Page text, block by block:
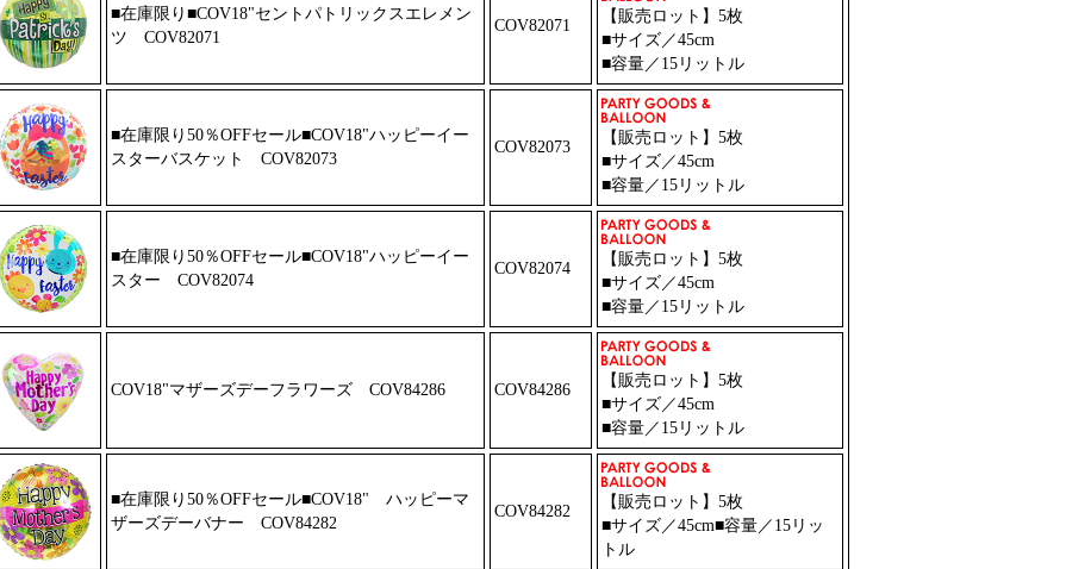
■在庫限り■COV18"セントパト リックスエレメン
ツ COV82071
COV82071
【販売ロット】5枚
■サイズ／45cm
■容量／15リットル
■在庫限り50％OFFセール■COV18"ハッピーイー
スターバスケット COV82073
COV82073
【販売ロット】5枚
■サイズ／45cm
■容量／15リットル
■在庫限り50％OFFセール■COV18"ハッピーイー
スター COV82074
COV82074
【販売ロット】5枚
■サイズ／45cm
■容量／15リットル
COV18"マザーズデーフラワーズ COV84286 COV84286
【販売ロット】5枚
■サイズ／45cm
■容量／15リットル
■在庫限り50％OFFセール■COV18" ハッピーマ
ザーズデーバナー COV84282
COV84282
【販売ロット】5枚
■サイズ／45cm■容量／15リッ
トル